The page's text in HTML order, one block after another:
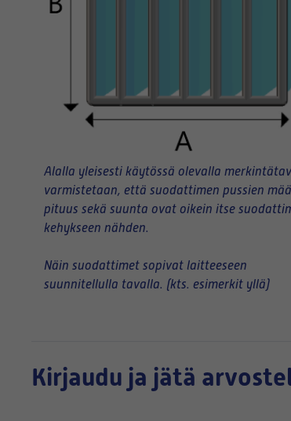
Alalla yleisesti käytössä olevalla
varmistetaan, että suodattimen pussien
pituus sekä suunta ovat oikein itse
kehykseen nähden.
Näin suodattimet sopivat laitteeseen
suunnitellulla tavalla. (kts. esimerkit yllä)
Kirjaudu ja jätä